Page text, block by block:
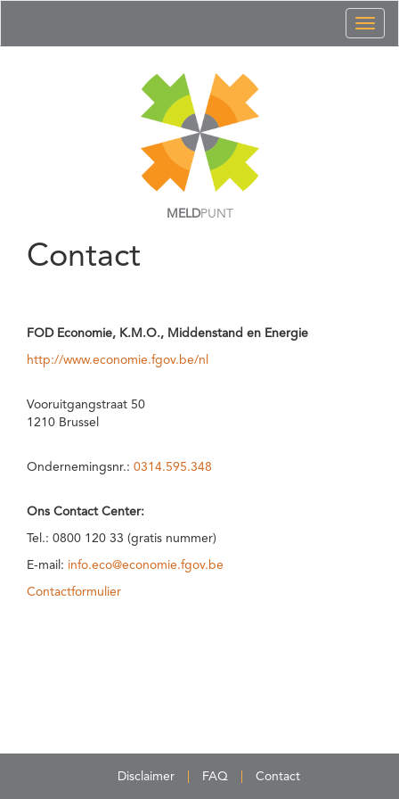
MELDPUNT
Contact
FOD Economie, K.M.O., Middenstand en Energie
http://www.economie.fgov.be/nl
Vooruitgangstraat 50
1210 Brussel
Ondernemingsnr.: 0314.595.348
Ons Contact Center:
Tel.: 0800 120 33 (gratis nummer)
E-mail: info.eco@economie.fgov.be
Contactformulier
Disclaimer FAQ Contact